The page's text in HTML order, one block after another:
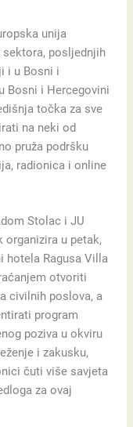
unija
sektora, posljednjih
i u Bosni i
Bosni i Hercegovini
točka za sve
na neki od
pruža podršku
radionica i online
Stolac i JU
organizira u petak,
hotela Ragusa Villa
otvoriti
civilnih poslova, a
program
poziva u okviru
i zakusku,
čuti više savjeta
za ovaj